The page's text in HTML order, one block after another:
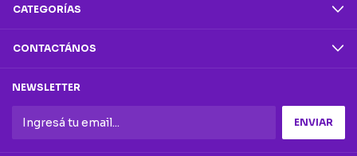
CATEGORÍAS
CONTACTÁNOS
NEWSLETTER